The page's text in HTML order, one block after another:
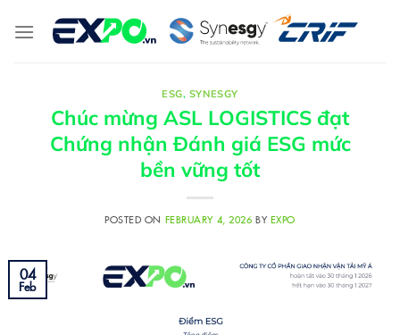
ESG, SYNESGY
Chúc mừng ASL LOGISTICS đạt
Chứng nhận Đánh giá ESG mức
bền vững tốt
POSTED ON FEBRUARY 4, 2026 BY EXPO
04
Feb